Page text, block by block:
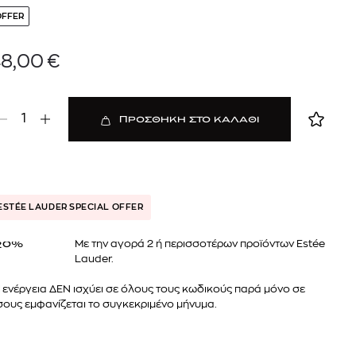
€
1 ΠΡΟΣΘΗΚΗ ΣΤΟ ΚΑΛΑΘΙ
LAUDER SPECIAL OFFER
Mε την αγορά 2 ή περισσοτέρων προϊόντων Estée
Lauder.
ενέργεια ΔΕΝ ισχύει σε όλους τους κωδικούς παρά μόνο σε
εμφανίζεται το συγκεκριμένο μήνυμα.